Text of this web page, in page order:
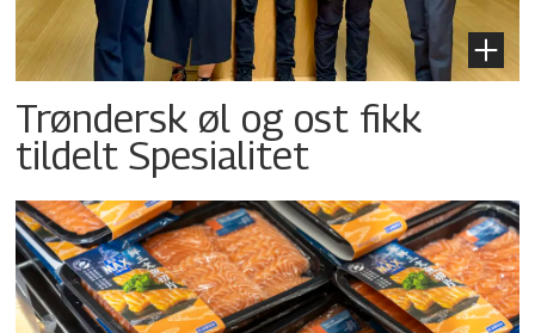
Trøndersk øl og ost fikk
tildelt Spesialitet